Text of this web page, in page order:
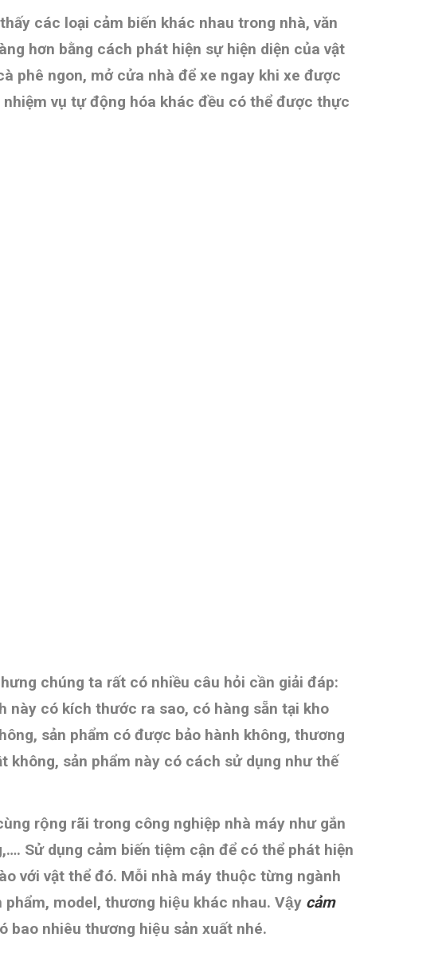
các loại cảm biến khác nhau trong nhà, văn
hơn bằng cách phát hiện sự hiện diện của vật
phê ngon, mở cửa nhà để xe ngay khi xe được
vụ tự động hóa khác đều có thể được thực
chúng ta rất có nhiều câu hỏi cần giải đáp:
này có kích thước ra sao, có hàng sẵn tại kho
sản phẩm có được bảo hành không, thương
không, sản phẩm này có cách sử dụng như thế
rộng rãi trong công nghiệp nhà máy như gắn
Sử dụng cảm biến tiệm cận để có thể phát hiện
với vật thể đó. Mỗi nhà máy thuộc từng ngành
model, thương hiệu khác nhau. Vậy cảm
bao nhiêu thương hiệu sản xuất nhé.